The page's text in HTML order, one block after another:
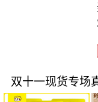
双十一现货专场